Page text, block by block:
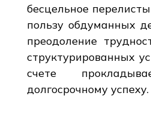
бесцельное
пользу обдуманных
преодоление
структурированных
счете
долгосрочному успеху.